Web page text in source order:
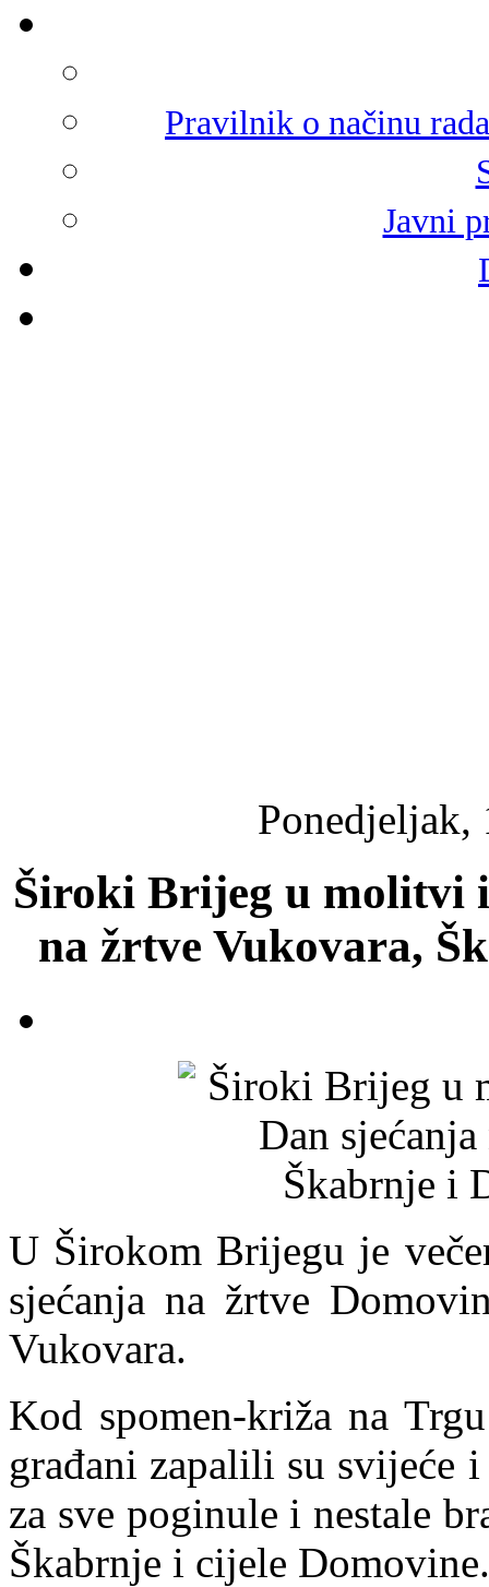
Pravilnik o načinu
Javni
Ponedjeljak,
Široki Brijeg u molitvi
na žrtve Vukovara,
U Širokom Brijegu je
sjećanja na žrtve
Vukovara.
Kod spomen-križa na
građani zapalili su
za sve poginule i nestale
Škabrnje i cijele Domovine.